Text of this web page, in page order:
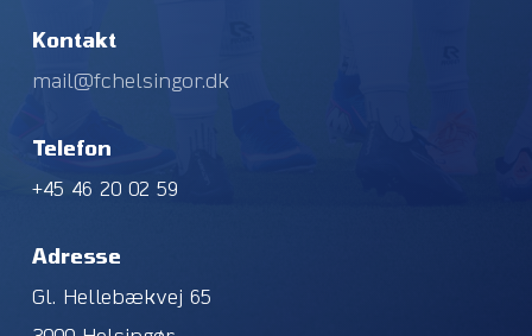
Kontakt
mail@fchelsingor.dk
Telefon
+45 46 20 02 59
Adresse
Gl. Hellebækvej 65